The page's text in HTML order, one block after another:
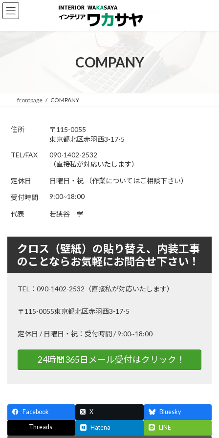
コ
ン
ン
ナ
ビ
ー
COMPANY
frontpage COMPANY
住所
〒115-0055
東京都北区赤羽西3-17-5
TEL/FAX
090-1402-2532
（直接私が対応いたします）
定休日
日曜日・祝 （作業についてはご相談下さい）
受付時間
9:00~18:00
代表 若狭谷 学
クロス（壁紙）の貼り替え、内装工事
のことならお気軽にお問合せ下さい！
TEL：090-1402-2532（直接私が対応いたします）
〒115-0055東京都北区赤羽西3-17-5
定休日 / 日曜日・祝：受付時間 / 9:00~18:00
24時間365日メール受付はクリック！
Facebook X Bluesky
Threads Hatena LINE